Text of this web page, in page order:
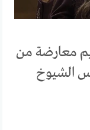
معارضة من
الشيوخ